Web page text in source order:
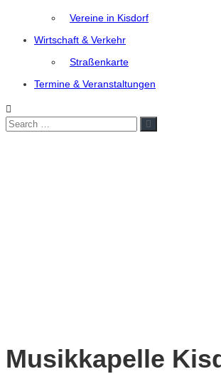
Vereine in Kisdorf
Wirtschaft & Verkehr
Straßenkarte
Termine & Veranstaltungen
Search
Search
Musikkapelle